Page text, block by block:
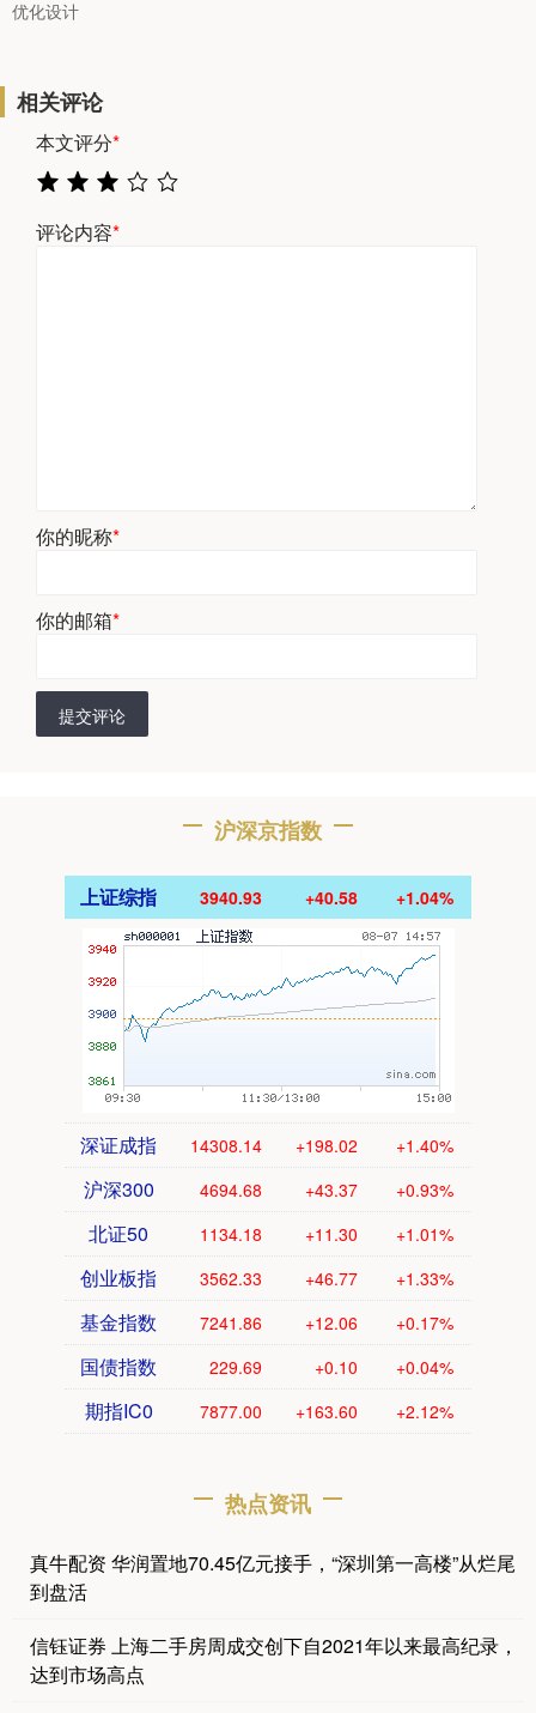
优化设计
相关评论
本文评分*
评论内容*
你的昵称*
你的邮箱*
提交评论
沪深京指数
上证综指 3940.93 +40.58 +1.04%
深证成指 14308.14 +198.02 +1.40%
沪深300 4694.68 +43.37 +0.93%
北证50 1134.18 +11.30 +1.01%
创业板指 3562.33 +46.77 +1.33%
基金指数 7241.86 +12.06 +0.17%
国债指数 229.69 +0.10 +0.04%
期指IC0 7877.00 +163.60 +2.12%
热点资讯
真牛配资 华润置地70.45亿元接手，“深圳第一高楼”从烂尾
到盘活
信钰证券 上海二手房周成交创下自2021年以来最高纪录，
达到市场高点